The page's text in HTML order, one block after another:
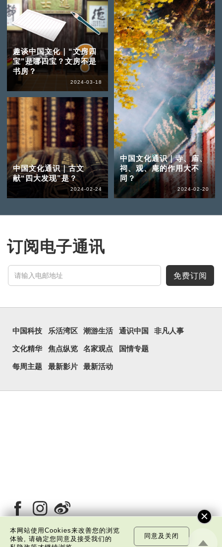
趣谈中国文化｜“文房四
宝”是哪四宝？文房不是
书房？
2024-03-18
中国文化通识｜古文
献“四大发现”是？
2024-02-24
中国文化通识｜寺、庙、
祠、观、庵的作用大不
同？
2024-02-20
订阅电子通讯
免费订阅
中国科技 乐活湾区 潮游生活 通识中国 非凡人事
文化精华 焦点纵览 名家观点 国情专题
每周主题 最新影片 最新活动
本网站使用Cookies来改善您的浏览
体验, 请确定您同意及接受我们的
同意及关闭